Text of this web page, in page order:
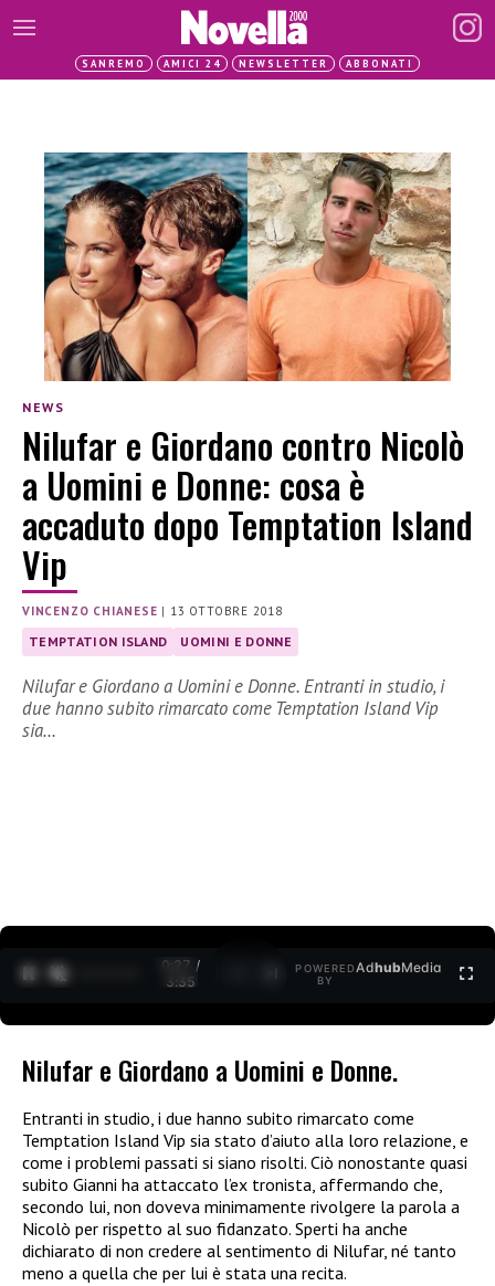
SANREMO AMICI 24 NEWSLETTER ABBONATI
NEWS
Nilufar e Giordano contro Nicolò
a Uomini e Donne: cosa è
accaduto dopo Temptation Island
Vip
VINCENZO CHIANESE | 13 OTTOBRE 2018
TEMPTATION ISLAND UOMINI E DONNE
Nilufar e Giordano a Uomini e Donne. Entranti in studio, i
due hanno subito rimarcato come Temptation Island Vip
sia…
0:27 /
3:35
POWERED
BY
AdhubMedia
Nilufar e Giordano a Uomini e Donne.
Entranti in studio, i due hanno subito rimarcato come
Temptation Island Vip sia stato d’aiuto alla loro relazione, e
come i problemi passati si siano risolti. Ciò nonostante quasi
subito Gianni ha attaccato l’ex tronista, affermando che,
secondo lui, non doveva minimamente rivolgere la parola a
Nicolò per rispetto al suo fidanzato. Sperti ha anche
dichiarato di non credere al sentimento di Nilufar, né tanto
meno a quella che per lui è stata una recita.